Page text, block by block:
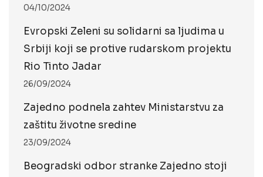
04/10/2024
Evropski Zeleni su solidarni sa ljudima u
Srbiji koji se protive rudarskom projektu
Rio Tinto Jadar
26/09/2024
Zajedno podnela zahtev Ministarstvu za
zaštitu životne sredine
23/09/2024
Beogradski odbor stranke Zajedno stoji